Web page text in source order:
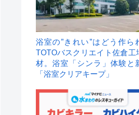
浴室の”きれい”はどう作ら
TOTOバスクリエイト佐倉工
材。浴室「シンラ」体験と
「浴室クリアキープ」